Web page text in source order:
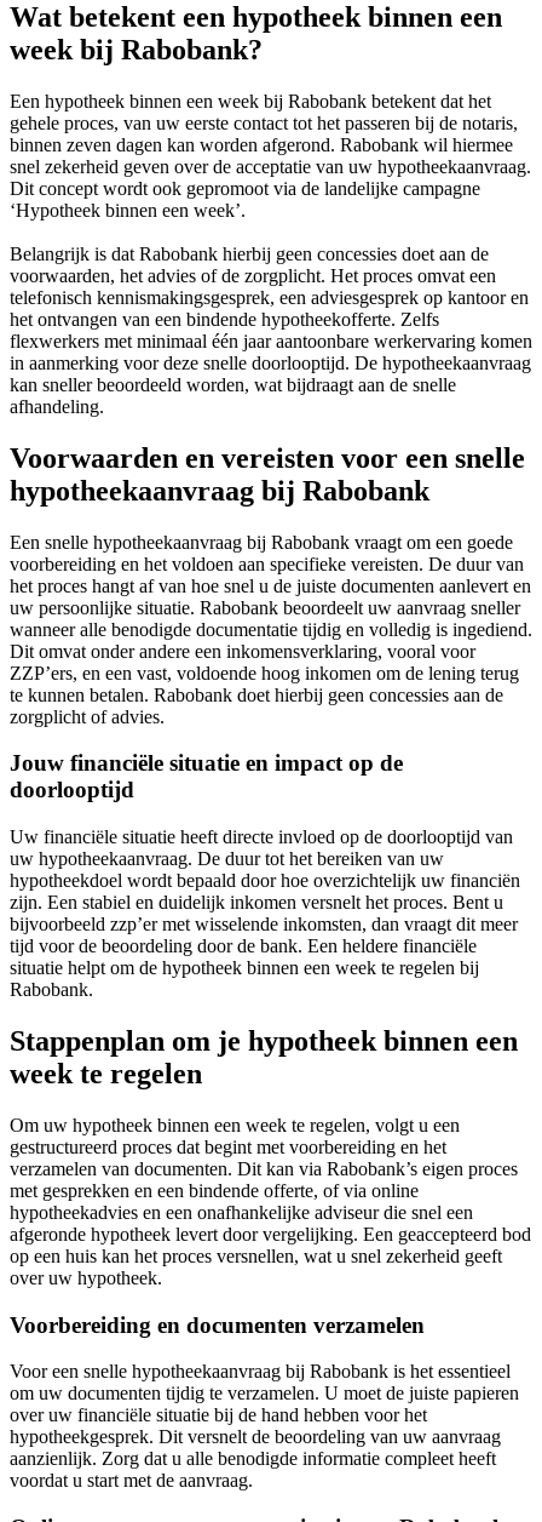
Wat betekent een hypotheek binnen een
week bij Rabobank?
Een hypotheek binnen een week bij Rabobank betekent dat het
gehele proces, van uw eerste contact tot het passeren bij de notaris,
binnen zeven dagen kan worden afgerond. Rabobank wil hiermee
snel zekerheid geven over de acceptatie van uw hypotheekaanvraag.
Dit concept wordt ook gepromoot via de landelijke campagne
‘Hypotheek binnen een week’.
Belangrijk is dat Rabobank hierbij geen concessies doet aan de
voorwaarden, het advies of de zorgplicht. Het proces omvat een
telefonisch kennismakingsgesprek, een adviesgesprek op kantoor en
het ontvangen van een bindende hypotheekofferte. Zelfs
flexwerkers met minimaal één jaar aantoonbare werkervaring komen
in aanmerking voor deze snelle doorlooptijd. De hypotheekaanvraag
kan sneller beoordeeld worden, wat bijdraagt aan de snelle
afhandeling.
Voorwaarden en vereisten voor een snelle
hypotheekaanvraag bij Rabobank
Een snelle hypotheekaanvraag bij Rabobank vraagt om een goede
voorbereiding en het voldoen aan specifieke vereisten. De duur van
het proces hangt af van hoe snel u de juiste documenten aanlevert en
uw persoonlijke situatie. Rabobank beoordeelt uw aanvraag sneller
wanneer alle benodigde documentatie tijdig en volledig is ingediend.
Dit omvat onder andere een inkomensverklaring, vooral voor
ZZP’ers, en een vast, voldoende hoog inkomen om de lening terug
te kunnen betalen. Rabobank doet hierbij geen concessies aan de
zorgplicht of advies.
Jouw financiële situatie en impact op de
doorlooptijd
Uw financiële situatie heeft directe invloed op de doorlooptijd van
uw hypotheekaanvraag. De duur tot het bereiken van uw
hypotheekdoel wordt bepaald door hoe overzichtelijk uw financiën
zijn. Een stabiel en duidelijk inkomen versnelt het proces. Bent u
bijvoorbeeld zzp’er met wisselende inkomsten, dan vraagt dit meer
tijd voor de beoordeling door de bank. Een heldere financiële
situatie helpt om de hypotheek binnen een week te regelen bij
Rabobank.
Stappenplan om je hypotheek binnen een
week te regelen
Om uw hypotheek binnen een week te regelen, volgt u een
gestructureerd proces dat begint met voorbereiding en het
verzamelen van documenten. Dit kan via Rabobank’s eigen proces
met gesprekken en een bindende offerte, of via online
hypotheekadvies en een onafhankelijke adviseur die snel een
afgeronde hypotheek levert door vergelijking. Een geaccepteerd bod
op een huis kan het proces versnellen, wat u snel zekerheid geeft
over uw hypotheek.
Voorbereiding en documenten verzamelen
Voor een snelle hypotheekaanvraag bij Rabobank is het essentieel
om uw documenten tijdig te verzamelen. U moet de juiste papieren
over uw financiële situatie bij de hand hebben voor het
hypotheekgesprek. Dit versnelt de beoordeling van uw aanvraag
aanzienlijk. Zorg dat u alle benodigde informatie compleet heeft
voordat u start met de aanvraag.